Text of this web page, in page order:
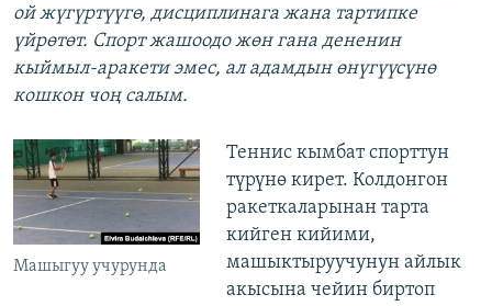
ой жүгүртүүгө, дисциплинага жана тартипке
үйрөтөт. Спорт жашоодо жөн гана дененин
кыймыл-аракети эмес, ал адамдын өнүгүүсүнө
кошкон чоң салым.
Машыгуу учурунда
Теннис кымбат спорттун
түрүнө кирет. Колдонгон
ракеткаларынан тарта
кийген кийими,
машыктыруучунун айлык
акысына чейин биртоп